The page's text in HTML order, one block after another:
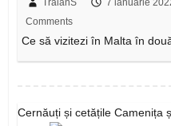
Comments
Ce să vizitezi în Malta în
Cernăuți și cetățile Camenița